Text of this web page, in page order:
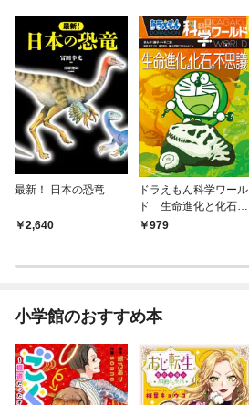
最新！ 日本の恐竜
2,640
ドラえもん科学ワール
ド 生命進化と化石の
不思議
979
小学館のおすすめ本